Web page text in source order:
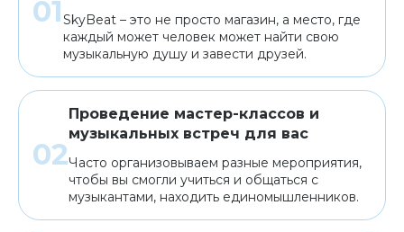
SkyBeat – это не просто магазин, а место, где
каждый может человек может найти свою
музыкальную душу и завести друзей.
Проведение мастер-классов и
музыкальных встреч для вас
Часто организовываем разные мероприятия,
чтобы вы смогли учиться и общаться с
музыкантами, находить единомышленников.